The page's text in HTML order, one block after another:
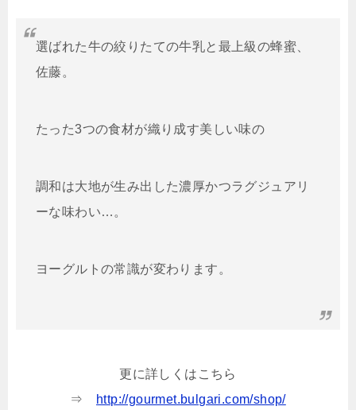
選ばれた牛の絞りたての牛乳と最上級の蜂蜜、
佐藤。
たった3つの食材が織り成す美しい味の
調和は大地が生み出した濃厚かつラグジュアリ
ーな味わい…。
ヨーグルトの常識が変わります。
更に詳しくはこちら
⇒
http://gourmet.bulgari.com/shop/